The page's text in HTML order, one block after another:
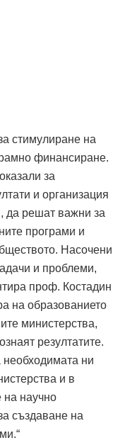
стимулиране на
финансиране.
за
и организация
да решат важни за
програми и
Насочени
и проблеми,
проф. Костадин
на образованието
министерства,
резултатите.
необходимата ни
и в
научно
създаване на